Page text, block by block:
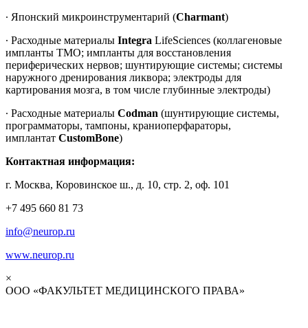
∙ Японский микроинструментарий (Charmant)
∙ Расходные материалы Integra LifeSciences (коллагеновые
импланты ТМО; импланты для восстановления
периферических нервов; шунтирующие системы; системы
наружного дренирования ликвора; электроды для
картирования мозга, в том числе глубинные электроды)
∙ Расходные материалы Codman (шунтирующие системы,
программаторы, тампоны, краниоперфараторы,
имплантат CustomBone)
Контактная информация:
г. Москва, Коровинское ш., д. 10, стр. 2, оф. 101
+7 495 660 81 73
info@neurop.ru
www.neurop.ru
×
ООО «ФАКУЛЬТЕТ МЕДИЦИНСКОГО ПРАВА»